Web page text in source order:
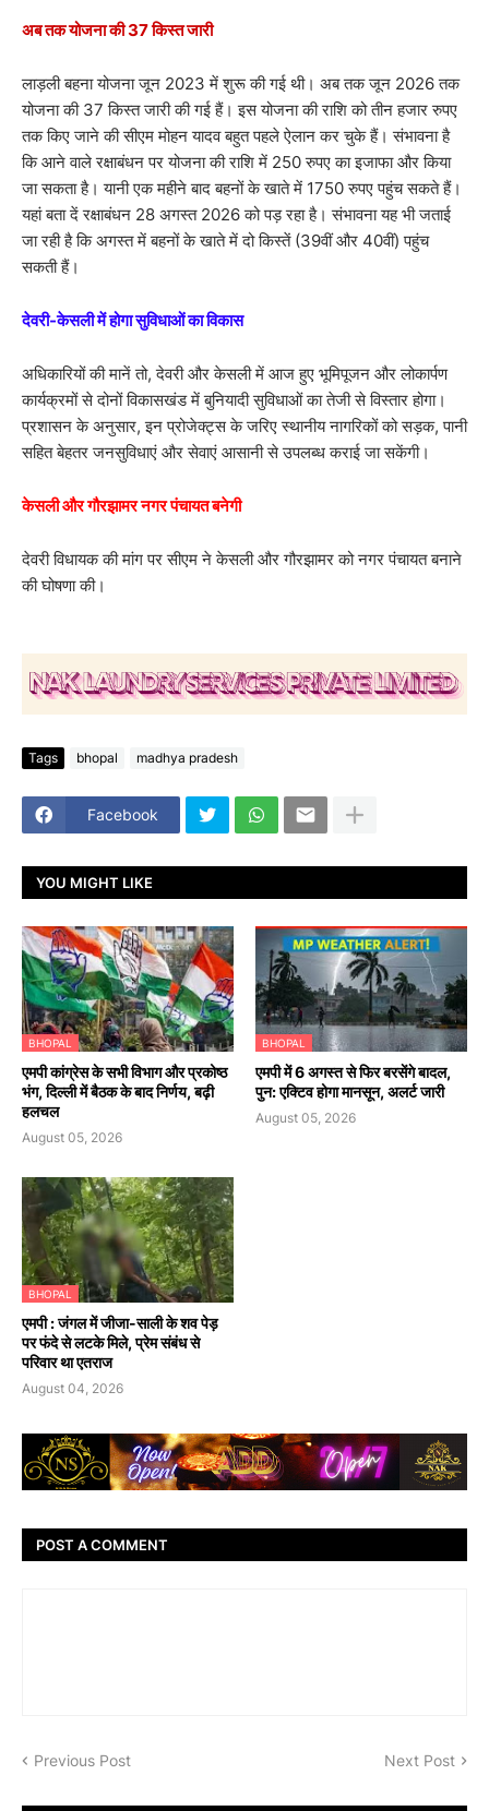
अब तक योजना की 37 किस्त जारी
लाड़ली बहना योजना जून 2023 में शुरू की गई थी। अब तक जून 2026 तक
योजना की 37 किस्त जारी की गई हैं। इस योजना की राशि को तीन हजार रुपए
तक किए जाने की सीएम मोहन यादव बहुत पहले ऐलान कर चुके हैं। संभावना है
कि आने वाले रक्षाबंधन पर योजना की राशि में 250 रुपए का इजाफा और किया
जा सकता है। यानी एक महीने बाद बहनों के खाते में 1750 रुपए पहुंच सकते हैं।
यहां बता दें रक्षाबंधन 28 अगस्त 2026 को पड़ रहा है। संभावना यह भी जताई
जा रही है कि अगस्त में बहनों के खाते में दो किस्तें (39वीं और 40वीं) पहुंच
सकती हैं।
देवरी-केसली में होगा सुविधाओं का विकास
अधिकारियों की मानें तो, देवरी और केसली में आज हुए भूमिपूजन और लोकार्पण
कार्यक्रमों से दोनों विकासखंड में बुनियादी सुविधाओं का तेजी से विस्तार होगा।
प्रशासन के अनुसार, इन प्रोजेक्ट्स के जरिए स्थानीय नागरिकों को सड़क, पानी
सहित बेहतर जनसुविधाएं और सेवाएं आसानी से उपलब्ध कराई जा सकेंगी।
केसली और गौरझामर नगर पंचायत बनेगी
देवरी विधायक की मांग पर सीएम ने केसली और गौरझामर को नगर पंचायत बनाने
की घोषणा की।
Tags bhopal madhya pradesh
Facebook
YOU MIGHT LIKE
BHOPAL
एमपी कांग्रेस के सभी विभाग और प्रकोष्ठ
भंग, दिल्ली में बैठक के बाद निर्णय, बढ़ी
हलचल
August 05, 2026
BHOPAL
एमपी में 6 अगस्त से फिर बरसेंगे बादल,
पुन: एक्टिव होगा मानसून, अलर्ट जारी
August 05, 2026
BHOPAL
एमपी : जंगल में जीजा-साली के शव पेड़
पर फंदे से लटके मिले, प्रेम संबंध से
परिवार था एतराज
August 04, 2026
POST A COMMENT
Previous Post Next Post